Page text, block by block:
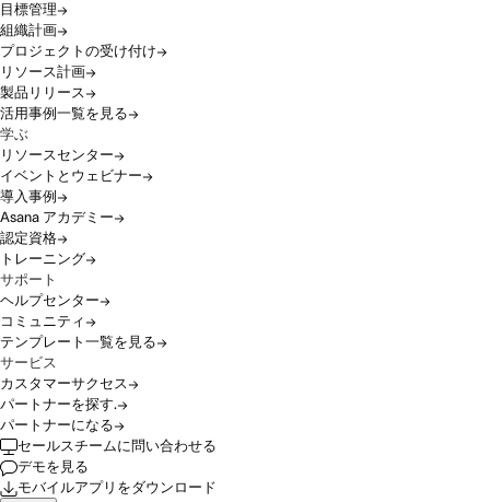
目標管理
組織計画
プロジェクトの受け付け
リソース計画
製品リリース
活用事例一覧を見る
学ぶ
リソースセンター
イベントとウェビナー
導入事例
Asana アカデミー
認定資格
トレーニング
サポート
ヘルプセンター
コミュニティ
テンプレート一覧を見る
サービス
カスタマーサクセス
パートナーを探す.
パートナーになる
セールスチームに問い合わせる
デモを見る
モバイルアプリをダウンロード